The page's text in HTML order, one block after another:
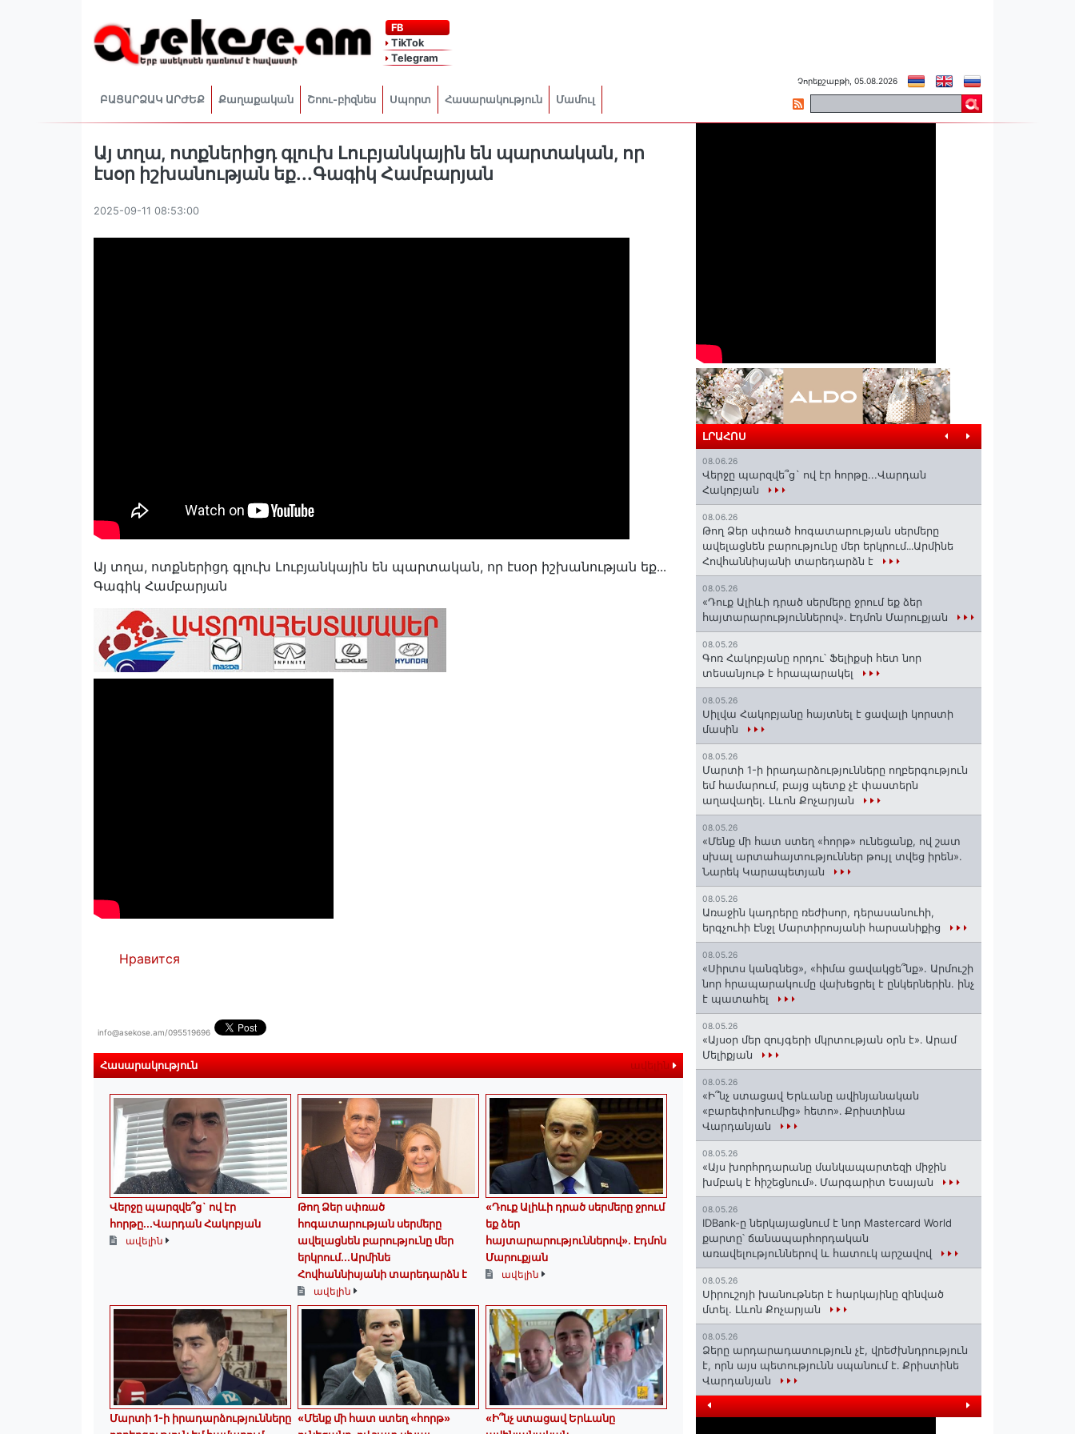
FB
TikTok
Telegram
ԲԱՑԱՐՁԱԿ ԱՐԺԵՔ Քաղաքական Շոու-բիզնես Սպորտ Հասարակություն Մամուլ
Չորեքշաբթի, 05.08.2026
Այ տղա, ոտքներիցդ գլուխ Լուբյանկային են պարտական, որ
էսօր իշխանության եք․․․Գագիկ Համբարյան
2025-09-11 08:53:00
Այ տղա, ոտքներիցդ գլուխ Լուբյանկային են պարտական, որ էսօր իշխանության եք․․․
Գագիկ Համբարյան
Нравится
info@asekose.am/095519696
Հասարակություն ավելին
Վերջը պարզվե՞ց` ով էր
հորթը...Վարդան Հակոբյան
ավելին
Թող Ձեր սփռած
հոգատարության սերմերը
ավելացնեն բարությունը մեր
երկրում․․․Արմինե
Հովհաննիսյանի տարեդարձն է
ավելին
«Դուք Ալիևի դրած սերմերը ջրում
եք ձեր
հայտարարություններով»․ Էդմոն
Մարուքյան
ավելին
Մարտի 1-ի իրադարձությունները «Մենք մի հատ ստեղ «հորթ»
«Ի՞նչ ստացավ Երևանը
ԼՐԱՀՈՍ
08.06.26
Վերջը պարզվե՞ց` ով էր հորթը...Վարդան
Հակոբյան
08.06.26
Թող Ձեր սփռած հոգատարության սերմերը
ավելացնեն բարությունը մեր երկրում․․․Արմինե
Հովհաննիսյանի տարեդարձն է
08.05.26
«Դուք Ալիևի դրած սերմերը ջրում եք ձեր
հայտարարություններով»․ Էդմոն Մարուքյան
08.05.26
Գոռ Հակոբյանը որդու՝ Ֆելիքսի հետ նոր
տեսանյութ է հրապարակել
08.05.26
Սիլվա Հակոբյանը հայտնել է ցավալի կորստի
մասին
08.05.26
Մարտի 1-ի իրադարձությունները ողբերգություն
եմ համարում, բայց պետք չէ փաստերն
աղավաղել. Լևոն Քոչարյան
08.05.26
«Մենք մի հատ ստեղ «հորթ» ունեցանք, ով շատ
սխալ արտահայտություններ թույլ տվեց իրեն».
Նարեկ Կարապետյան
08.05.26
Առաջին կադրերը ռեժիսոր, դերասանուհի,
երգչուհի Էնջլ Մարտիրոսյանի հարսանիքից
08.05.26
«Սիրտս կանգնեց», «հիմա ցավակցե՞նք». Արմուշի
նոր հրապարակումը վախեցրել է ընկերներին. ինչ
է պատահել
08.05.26
«Այսօր մեր զույգերի մկրտության օրն է»․ Արամ
Մելիքյան
08.05.26
«Ի՞նչ ստացավ Երևանը ավինյանական
«բարեփոխումից» հետո»․ Քրիստինա
Վարդանյան
08.05.26
«Այս խորհրդարանը մանկապարտեզի միջին
խմբակ է հիշեցնում»․ Մարգարիտ Եսայան
08.05.26
IDBank-ը ներկայացնում է նոր Mastercard World
քարտը՝ ճանապարհորդական
առավելություններով և հատուկ արշավով
08.05.26
Սիրուշոյի խանութներ է հարկայինը զինված
մտել. Լևոն Քոչարյան
08.05.26
Ձերը արդարադատություն չէ, վրեժխնդրություն
է, որն այս պետությունն սպանում է․ Քրիստինե
Վարդանյան